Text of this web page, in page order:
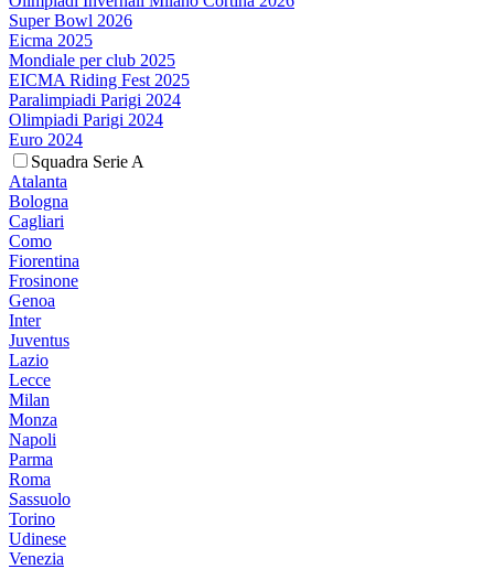
Super Bowl 2026
Eicma 2025
Mondiale per club 2025
EICMA Riding Fest 2025
Paralimpiadi Parigi 2024
Olimpiadi Parigi 2024
Euro 2024
Squadra Serie A
Atalanta
Bologna
Cagliari
Como
Fiorentina
Frosinone
Genoa
Inter
Juventus
Lazio
Lecce
Milan
Monza
Napoli
Parma
Roma
Sassuolo
Torino
Udinese
Venezia